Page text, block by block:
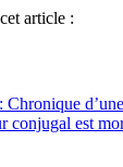
article :
Chronique
conjugal est